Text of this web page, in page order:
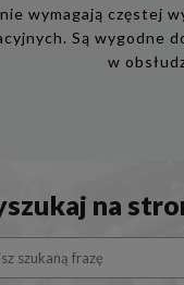
nie wymagają częstej
Są wygodne
w
na